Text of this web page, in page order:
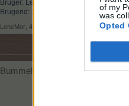
of my
was
Opted
Bruger: Lene031973
Brugerid: 12090166
LeneMor 4 December 2025
Bummelum... En